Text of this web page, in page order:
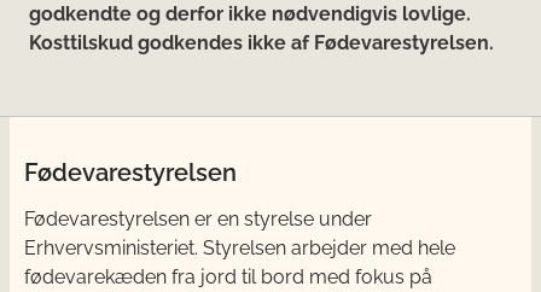
godkendte og derfor ikke nødvendigvis lovlige.
Kosttilskud godkendes ikke af Fødevarestyrelsen.
Fødevarestyrelsen
Fødevarestyrelsen er en styrelse under
Erhvervsministeriet. Styrelsen arbejder med hele
fødevarekæden fra jord til bord med fokus på